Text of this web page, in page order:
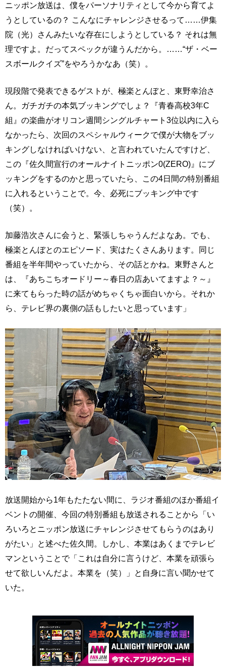
ニッポン放送は、僕をパーソナリティとして今から育てよ
うとしているの？ こんなにチャレンジさせるって……伊集
院（光）さんみたいな存在にしようとしている？ それは無
理ですよ。だってスペックが違うんだから。……“ザ・ベー
スボールクイズ”をやろうかなあ（笑）。
現段階で発表できるゲストが、極楽とんぼと、東野幸治さ
ん。ガチガチの本気ブッキングでしょ？『青春高校3年C
組』の楽曲がオリコン週間シングルチャート3位以内に入ら
なかったら、次回のスペシャルウィークで僕が大物をブッ
キングしなければいけない、と言われていたんですけど、
この『佐久間宣行のオールナイトニッポン0(ZERO)』にブ
ッキングをするのかと思っていたら、この4日間の特別番組
に入れるということで。今、必死にブッキング中です
（笑）。
加藤浩次さんに会うと、緊張しちゃうんだよなあ。でも、
極楽とんぼとのエピソード、実はたくさんあります。同じ
番組を半年間やっていたから、その話とかね。東野さんと
は、『あちこちオードリー～春日の店あいてますよ？～』
に来てもらった時の話がめちゃくちゃ面白いから。それか
ら、テレビ界の裏側の話もしたいと思っています」
放送開始から1年もたたない間に、ラジオ番組のほか番組イ
ベントの開催、今回の特別番組も放送されることから「い
ろいろとニッポン放送にチャレンジさせてもらうのはあり
がたい」と述べた佐久間。しかし、本業はあくまでテレビ
マンということで「これは自分に言うけど、本業を頑張ら
せて欲しいんだよ。本業を（笑）」と自身に言い聞かせて
いた。